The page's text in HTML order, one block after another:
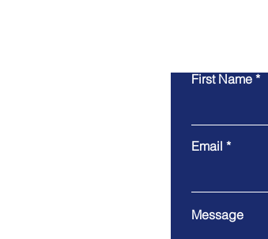
First Name
Email
Message